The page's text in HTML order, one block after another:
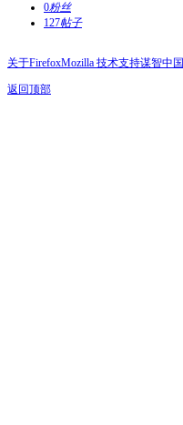
0粉丝
127帖子
关于FirefoxMozilla 技术支持谋智中国
返回顶部